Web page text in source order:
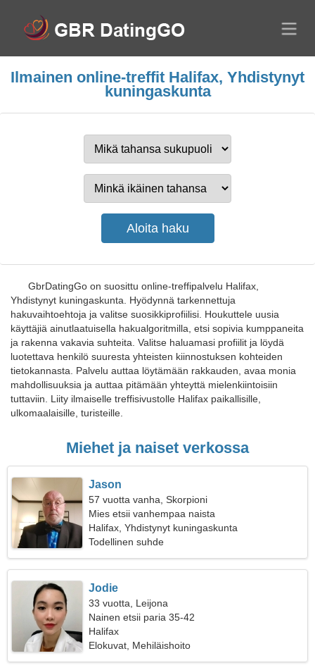
Ilmainen online-treffit Halifax, Yhdistynyt
kuningaskunta
GbrDatingGo on suosittu online-treffipalvelu Halifax,
Yhdistynyt kuningaskunta. Hyödynnä tarkennettuja
hakuvaihtoehtoja ja valitse suosikkiprofiilisi. Houkuttele uusia
käyttäjiä ainutlaatuisella hakualgoritmilla, etsi sopivia kumppaneita
ja rakenna vakavia suhteita. Valitse haluamasi profiilit ja löydä
luotettava henkilö suuresta yhteisten kiinnostuksen kohteiden
tietokannasta. Palvelu auttaa löytämään rakkauden, avaa monia
mahdollisuuksia ja auttaa pitämään yhteyttä mielenkiintoisiin
tuttaviin. Liity ilmaiselle treffisivustolle Halifax paikallisille,
ulkomaalaisille, turisteille.
Miehet ja naiset verkossa
Jason
57 vuotta vanha, Skorpioni
Mies etsii vanhempaa naista
Halifax, Yhdistynyt kuningaskunta
Todellinen suhde
Jodie
33 vuotta, Leijona
Nainen etsii paria 35-42
Halifax
Elokuvat, Mehiläishoito